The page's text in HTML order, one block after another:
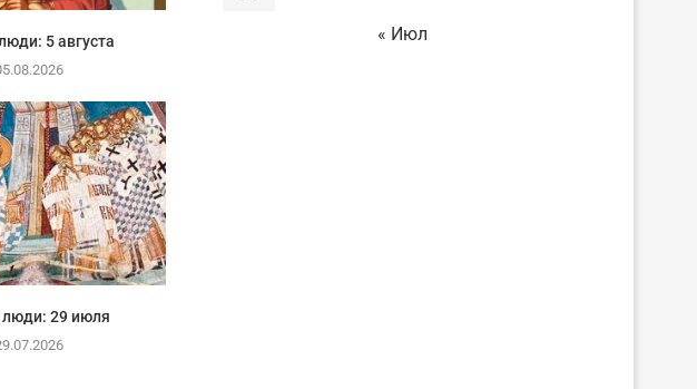
5 августа
29 июля
« Июл